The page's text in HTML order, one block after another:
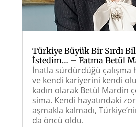
Türkiye Büyük Bir Sırdı
İstedim… – Fatma Betül
İnatla sürdürdüğü çalışma
ve kendi kariyerini kendi
kadın olarak Betül Mardin
sima. Kendi hayatındaki
aşmakla kalmadı,
da öncü oldu.